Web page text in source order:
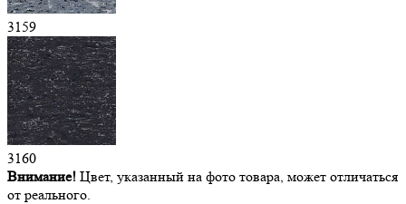
3159
3160
Внимание! Цвет, указанный на фото товара, может отличаться
от реального.